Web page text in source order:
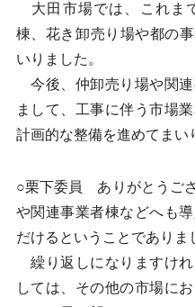
大田市場では、これま
棟、花き卸売り場や都の
いりました。
今後、仲卸売り場や関
まして、工事に伴う市場
計画的な整備を進めてまい
○栗下委員 ありがとうご
や関連事業者棟などへも
だけるということでありま
繰り返しになりますけれ
しては、その他の市場に